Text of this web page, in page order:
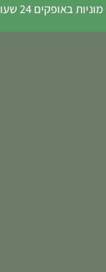
מוניות באופקים 24 שעות